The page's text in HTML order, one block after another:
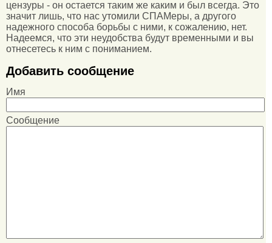
цензуры - он остается таким же каким и был всегда. Это
значит лишь, что нас утомили СПАМеры, а другого
надежного способа борьбы с ними, к сожалению, нет.
Надеемся, что эти неудобства будут временными и вы
отнесетесь к ним с пониманием.
Добавить сообщение
Имя
Сообщение